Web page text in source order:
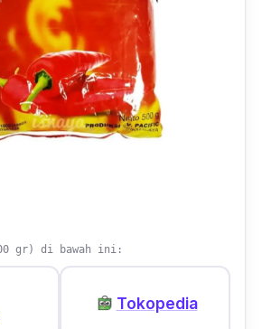
dicicipi.
gr) di bawah ini:
Tokopedia